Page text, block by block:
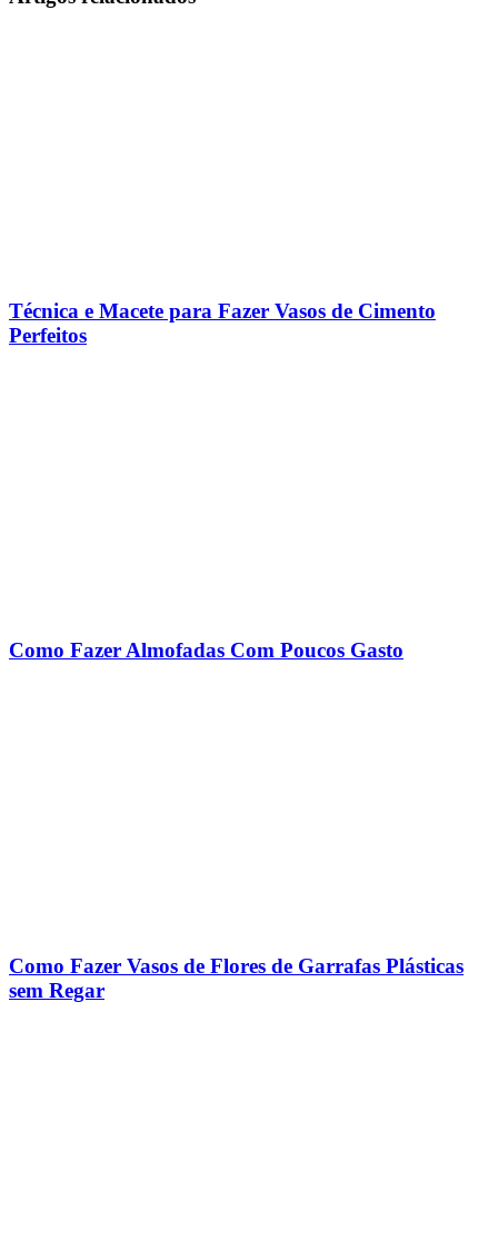
Técnica e Macete para Fazer Vasos de Cimento
Perfeitos
Como Fazer Almofadas Com Poucos Gasto
Como Fazer Vasos de Flores de Garrafas Plásticas
sem Regar